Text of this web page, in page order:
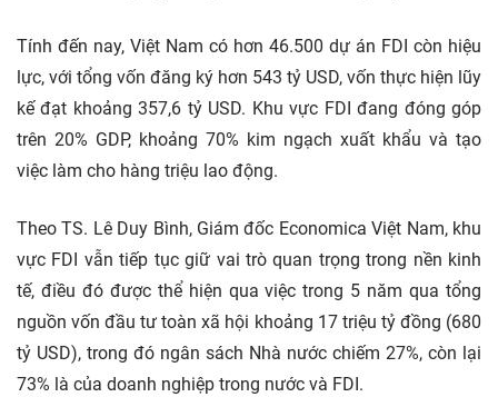
Tính đến nay, Việt Nam có hơn 46.500 dự án FDI còn hiệu
lực, với tổng vốn đăng ký hơn 543 tỷ USD, vốn thực hiện lũy
kế đạt khoảng 357,6 tỷ USD. Khu vực FDI đang đóng góp
trên 20% GDP, khoảng 70% kim ngạch xuất khẩu và tạo
việc làm cho hàng triệu lao động.
Theo TS. Lê Duy Bình, Giám đốc Economica Việt Nam, khu
vực FDI vẫn tiếp tục giữ vai trò quan trọng trong nền kinh
tế, điều đó được thể hiện qua việc trong 5 năm qua tổng
nguồn vốn đầu tư toàn xã hội khoảng 17 triệu tỷ đồng (680
tỷ USD), trong đó ngân sách Nhà nước chiếm 27%, còn lại
73% là của doanh nghiệp trong nước và FDI.